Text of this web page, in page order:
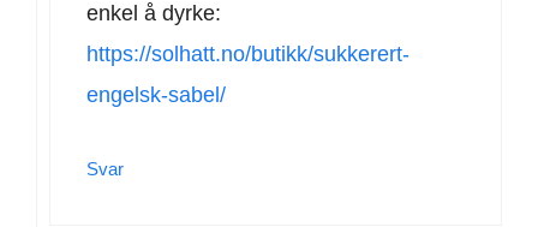
enkel å dyrke:
https://solhatt.no/butikk/sukkerert-
engelsk-sabel/
Svar